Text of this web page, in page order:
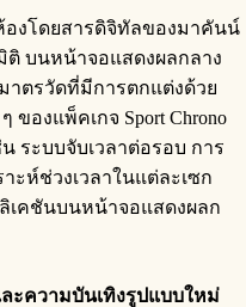
งโดยสารดิจิทัลของมาคันน์
ติ บนหน้าจอแสดงผลกลาง
าตรวัดที่มีการตกแต่งด้วย
ของแพ็คเกจ Sport Chrono
ระบบจับเวลาต่อรอบ การ
ะห์ช่วงเวลาในแต่ละเซก
เคชันบนหน้าจอแสดงผลก
ะความบันเทิงรูปแบบใหม่